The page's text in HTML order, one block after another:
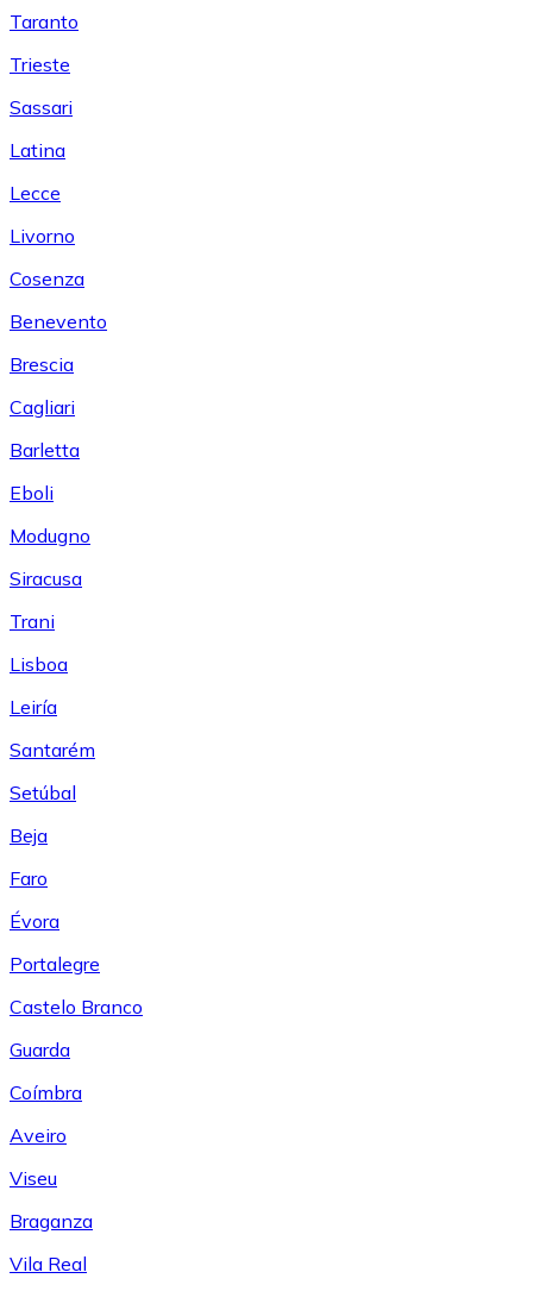
Taranto
Trieste
Sassari
Latina
Lecce
Livorno
Cosenza
Benevento
Brescia
Cagliari
Barletta
Eboli
Modugno
Siracusa
Trani
Lisboa
Leiría
Santarém
Setúbal
Beja
Faro
Évora
Portalegre
Castelo Branco
Guarda
Coímbra
Aveiro
Viseu
Braganza
Vila Real